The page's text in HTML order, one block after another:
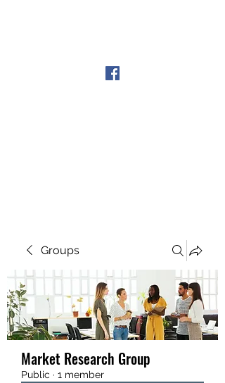
Groups
Market Research Group
Public · 1 member